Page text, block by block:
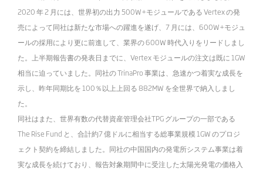
2020 年 2 月には、世界初の出力 500W+モジュールである Vertex の発
売によって同社は新たな市場への躍進を遂げ、7 月には、600W+モジュ
ールの採用により更に前進して、業界の 600W 時代入りをリードしまし
た。上半期報告書の発表日までに、Vertex モジュールの注文は既に 1GW
相当に迫っていました。同社の TrinaPro 事業は、急速かつ着実な成長を
示し、昨年同期比を 100％以上上回る 882MW を全世界で納入しまし
た。
同社はまた、世界有数の代替資産管理会社TPG グループの一部である
The Rise Fund と、合計約7 億ドルに相当する総事業規模 1GW のプロジ
ェクト契約を締結しました。同社の中国国内の発電所システム事業は着
実な成長を続けており、報告対象期間中に受注した太陽光発電の価格入